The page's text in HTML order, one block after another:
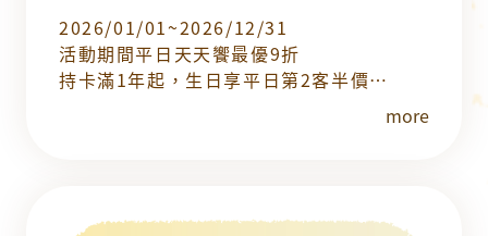
2026/01/01~2026/12/31
活動期間平日天天饗最優9折
持卡滿1年起，生日享平日第2客半價
more